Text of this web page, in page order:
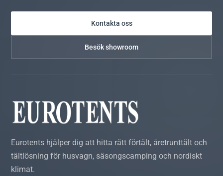
Kontakta oss
Besök showroom
Eurotents hjälper dig att hitta rätt förtält, åretrunttält och
tältlösning för husvagn, säsongscamping och nordiskt
klimat.